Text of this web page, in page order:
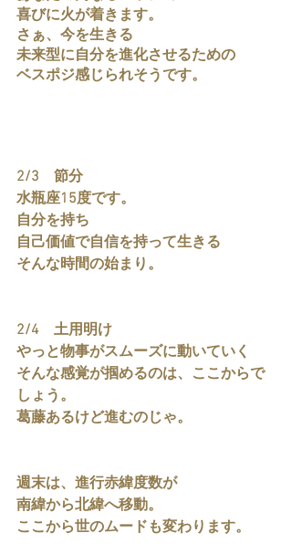
喜びに火が着きます。
さぁ、今を生きる
未来型に自分を進化させるための
ベスポジ感じられそうです。
2/3　節分
水瓶座15度です。
自分を持ち
自己価値で自信を持って生きる
そんな時間の始まり。
2/4　土用明け
やっと物事がスムーズに動いていく
そんな感覚が掴めるのは、ここからで
しょう。
葛藤あるけど進むのじゃ。
週末は、進行赤緯度数が
南緯から北緯へ移動。
ここから世のムードも変わります。